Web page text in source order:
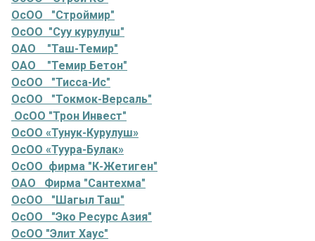
ОсОО "Строймир"
ОсОО "Суу курулуш"
ОАО "Таш-Темир"
ОАО "Темир Бетон"
ОсОО "Тисса-Ис"
ОсОО "Токмок-Версаль"
ОсОО "Трон Инвест"
ОсОО «Тунук-Курулуш»
ОсОО «Туура-Булак»
ОсОО фирма "К-Жетиген"
ОАО Фирма "Сантехма"
ОсОО "Шагыл Таш"
ОсОО "Эко Ресурс Азия"
ОсОО "Элит Хаус"